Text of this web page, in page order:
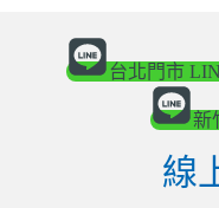
台北門市
新
線